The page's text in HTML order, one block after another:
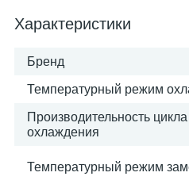
Характеристики
Бренд
Температурный режим
Производительность цикла
охлаждения
Температурный режим